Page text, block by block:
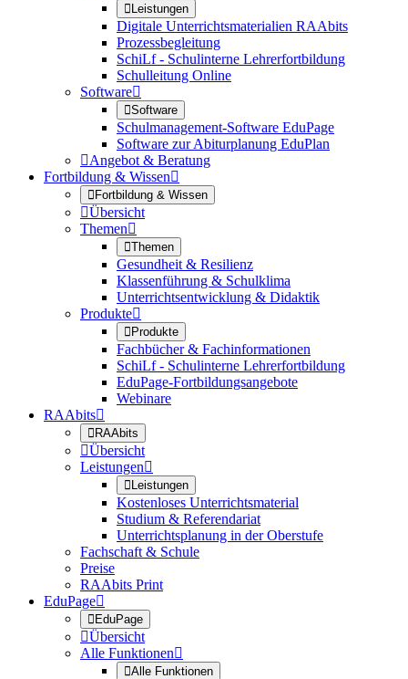
Leistungen
Digitale Unterrichtsmaterialien RAAbits
Prozessbegleitung
SchiLf - Schulinterne Lehrerfortbildung
Schulleitung Online
Software
Software
Schulmanagement-Software EduPage
Software zur Abiturplanung EduPlan
Angebot & Beratung
Fortbildung & Wissen
Fortbildung & Wissen
Übersicht
Themen
Themen
Gesundheit & Resilienz
Klassenführung & Schulklima
Unterrichtsentwicklung & Didaktik
Produkte
Produkte
Fachbücher & Fachinformationen
SchiLf - Schulinterne Lehrerfortbildung
EduPage-Fortbildungsangebote
Webinare
RAAbits
RAAbits
Übersicht
Leistungen
Leistungen
Kostenloses Unterrichtsmaterial
Studium & Referendariat
Unterrichtsplanung in der Oberstufe
Fachschaft & Schule
Preise
RAAbits Print
EduPage
EduPage
Übersicht
Alle Funktionen
Alle Funktionen